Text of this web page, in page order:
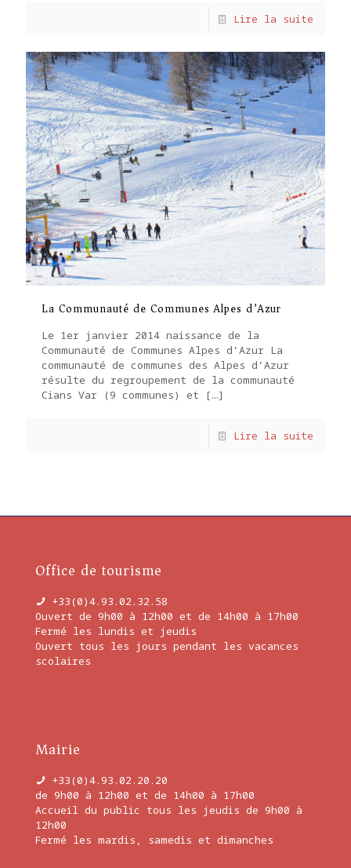
Lire la suite
La Communauté de Communes Alpes d’Azur
Le 1er janvier 2014 naissance de la
Communauté de Communes Alpes d’Azur La
communauté de communes des Alpes d’Azur
résulte du regroupement de la communauté
Cians Var (9 communes) et […]
Lire la suite
Office de tourisme
+33(0)4.93.02.32.58
Ouvert de 9h00 à 12h00 et de 14h00 à 17h00
Fermé les lundis et jeudis
Ouvert tous les jours pendant les vacances
scolaires
Mairie
+33(0)4.93.02.20.20
de 9h00 à 12h00 et de 14h00 à 17h00
Accueil du public tous les jeudis de 9h00 à
12h00
Fermé les mardis, samedis et dimanches